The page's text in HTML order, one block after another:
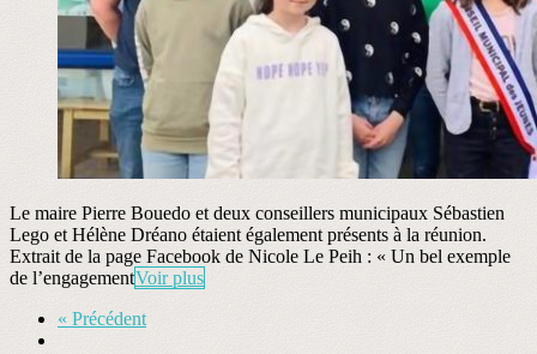
Le maire Pierre Bouedo et deux conseillers municipaux Sébastien
Lego et Hélène Dréano étaient également présents à la réunion.
Extrait de la page Facebook de Nicole Le Peih : « Un bel exemple
de l’engagementVoir plus
« Précédent